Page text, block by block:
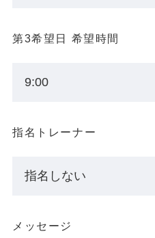
第3希望日 希望時間
指名トレーナー
メッセージ